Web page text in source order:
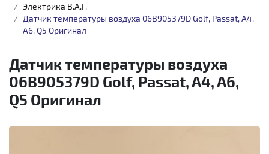
Электрика B.A.Г.
Датчик температуры воздуха 06B905379D Golf, Passat, A4,
A6, Q5 Оригинал
Датчик температуры воздуха
06B905379D Golf, Passat, A4, A6,
Q5 Оригинал